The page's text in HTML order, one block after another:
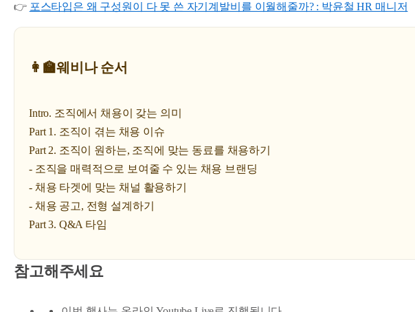
👉 포스타입은 왜 구성원이 다 못 쓴 자기계발비를 이월해줄까? : 박윤철 HR 매니저
👩‍🏫웨비나 순서
Intro. 조직에서 채용이 갖는 의미
Part 1. 조직이 겪는 채용 이슈
Part 2. 조직이 원하는, 조직에 맞는 동료를 채용하기
- 조직을 매력적으로 보여줄 수 있는 채용 브랜딩
- 채용 타겟에 맞는 채널 활용하기
- 채용 공고, 전형 설계하기
Part 3. Q&A 타임
참고해주세요